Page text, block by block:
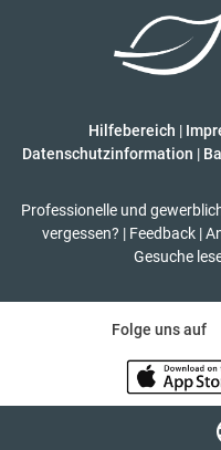
Hilfebereich |
Datenschutzinformation |
Professionelle und
vergessen? | Feedback |
Gesuche
Folge uns auf